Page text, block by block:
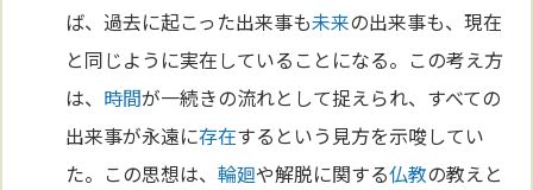
ば、過去に起こった出来事も未来の出来事も、現在
と同じように実在していることになる。この考え方
は、 時間が一続きの流れとして捉えられ、すべての
出来事が永遠に存在するという見方を示唆してい
た。この思想は、輪廻や解脱に関する仏教の教えと